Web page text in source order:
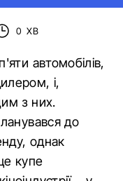
0 ХВ
автомобілів,
і,
з них.
до
однак
купе